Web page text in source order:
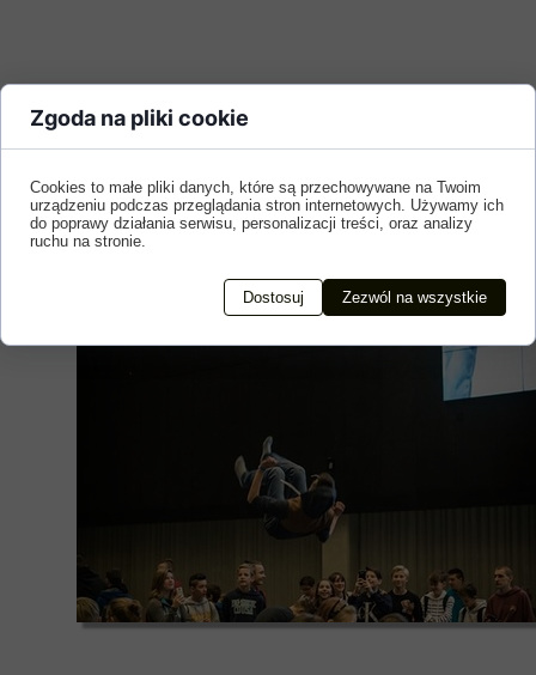
Zgoda na pliki cookie
Cookies to małe pliki danych, które są przechowywane na Twoim
urządzeniu podczas przeglądania stron internetowych. Używamy ich
do poprawy działania serwisu, personalizacji treści, oraz analizy
ruchu na stronie.
Dostosuj Zezwól na wszystkie